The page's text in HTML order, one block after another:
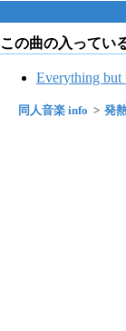
この曲の入ってい
Everything but
同人音楽 info 発